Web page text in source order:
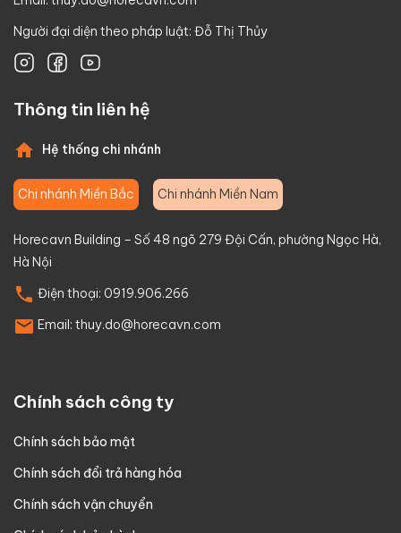
Người đại diện theo pháp luật: Đỗ Thị Thủy
Thông tin liên hệ
Hệ thống chi nhánh
Chi nhánh Miền Bắc Chi nhánh Miền Nam
Horecavn Building – Số 48 ngõ 279 Đội Cấn, phường Ngọc Hà,
Hà Nội
Điện thoại: 0919.906.266
Email: thuy.do@horecavn.com
Chính sách công ty
Chính sách bảo mật
Chính sách đổi trả hàng hóa
Chính sách vận chuyển